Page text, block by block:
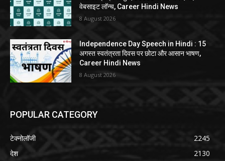
वेबसाइट लॉन्च, Career Hindi News
8 August 2026
Independence Day Speech in Hindi : 15
अगस्त स्वतंत्रता दिवस पर छोटा और आसान भाषण,
Career Hindi News
8 August 2026
POPULAR CATEGORY
टेक्नोलॉजी
2245
देश
2130